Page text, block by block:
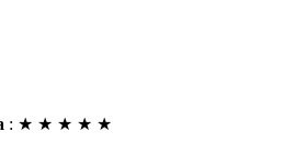
: ★ ★ ★ ★ ★